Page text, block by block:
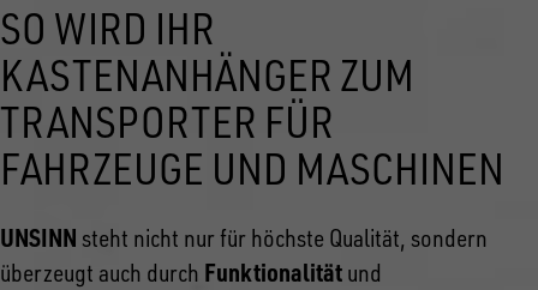
SO WIRD IHR
KASTENANHÄNGER ZUM
TRANSPORTER FÜR
FAHRZEUGE UND MASCHINEN
UNSINN steht nicht nur für höchste Qualität, sondern
überzeugt auch durch Funktionalität und